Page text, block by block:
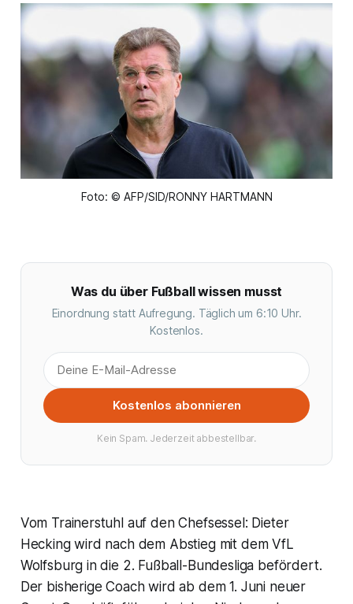
Foto: © AFP/SID/RONNY HARTMANN
Was du über Fußball wissen musst
Einordnung statt Aufregung. Täglich um 6:10 Uhr.
Kostenlos.
Kostenlos abonnieren
Kein Spam. Jederzeit abbestellbar.
Vom Trainerstuhl auf den Chefsessel: Dieter
Hecking wird nach dem Abstieg mit dem VfL
Wolfsburg in die 2. Fußball-Bundesliga befördert.
Der bisherige Coach wird ab dem 1. Juni neuer